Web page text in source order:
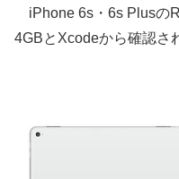
iPhone 6s・6s Plusの
4GBとXcodeから確認さ